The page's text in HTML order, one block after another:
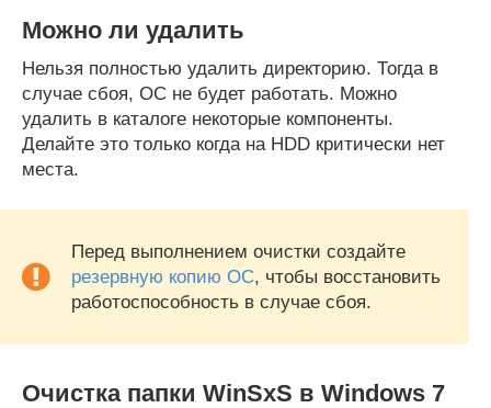
Можно ли удалить
Нельзя полностью удалить директорию. Тогда в
случае сбоя, ОС не будет работать. Можно
удалить в каталоге некоторые компоненты.
Делайте это только когда на HDD критически нет
места.
Перед выполнением очистки создайте
резервную копию ОС, чтобы восстановить
работоспособность в случае сбоя.
Очистка папки WinSxS в Windows 7